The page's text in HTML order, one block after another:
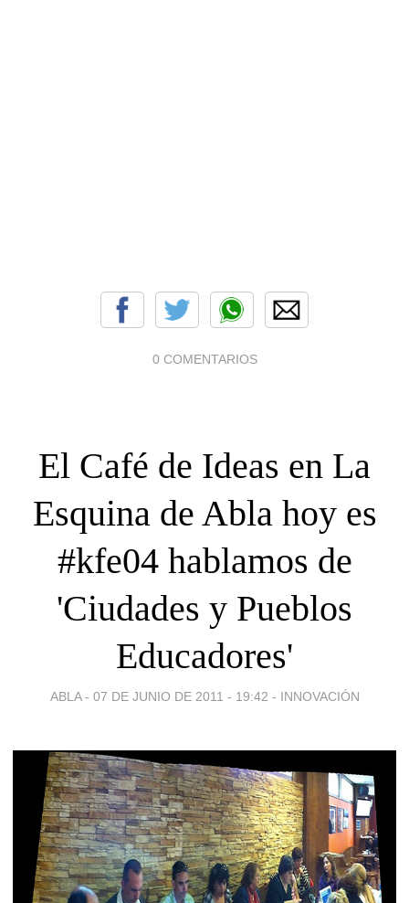
0 COMENTARIOS
El Café de Ideas en La
Esquina de Abla hoy es
#kfe04 hablamos de
'Ciudades y Pueblos
Educadores'
ABLA - 07 DE JUNIO DE 2011 - 19:42 - INNOVACIÓN